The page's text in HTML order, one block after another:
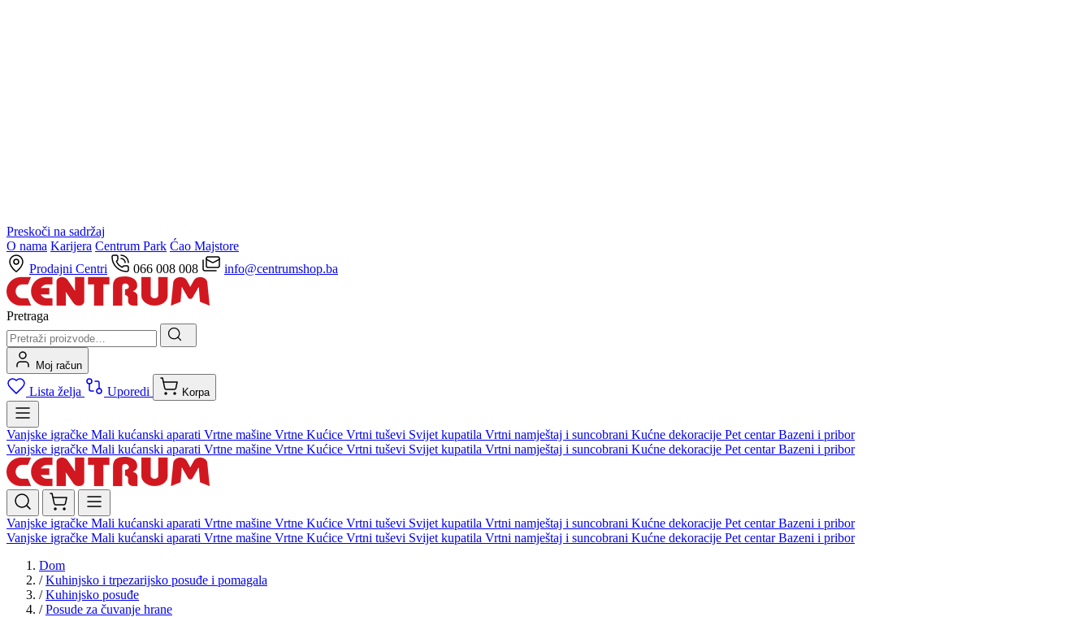
Preskoči na sadržaj
O nama Karijera Centrum Park Ćao Majstore
Prodajni Centri
066 008 008 info@centrumshop.ba
Pretraga
Moj račun
Lista želja Uporedi Korpa
Vanjske igračke Mali kućanski aparati Vrtne mašine Vrtne Kućice Vrtni tuševi Svijet kupatila Vrtni namještaj i suncobrani Kućne dekoracije Pet centarBazeni i pribor
Vanjske igračke Mali kućanski aparati Vrtne mašine Vrtne Kućice Vrtni tuševi Svijet kupatila Vrtni namještaj i suncobrani Kućne dekoracije Pet centarBazeni i pribor
Vanjske igračke Mali kućanski aparati Vrtne mašine Vrtne Kućice Vrtni tuševi Svijet kupatila Vrtni namještaj i suncobrani Kućne dekoracije Pet centarBazeni i pribor
Vanjske igračke Mali kućanski aparati Vrtne mašine Vrtne Kućice Vrtni tuševi Svijet kupatila Vrtni namještaj i suncobrani Kućne dekoracije Pet centarBazeni i pribor
Dom
/ Kuhinjsko i trpezarijsko posuđe i pomagala
/ Kuhinjsko posuđe
/ Posude za čuvanje hrane